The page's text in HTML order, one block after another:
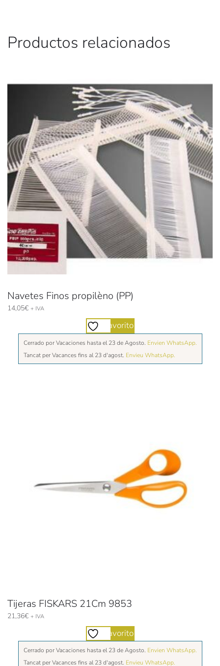
Productos relacionados
Navetes Finos propilèno (PP)
14,05€ + IVA
Favorito
Cerrado por Vacaciones hasta el 23 de Agosto. Envien WhatsApp.
Tancat per Vacances fins al 23 d'agost. Envieu WhatsApp.
Tijeras FISKARS 21Cm 9853
21,36€ + IVA
Favorito
Cerrado por Vacaciones hasta el 23 de Agosto. Envien WhatsApp.
Tancat per Vacances fins al 23 d'agost. Envieu WhatsApp.